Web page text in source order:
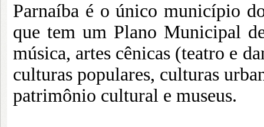
Parnaíba é o único município
que tem um Plano Municipal
música, artes cênicas (teatro e
culturas populares, culturas
patrimônio cultural e museus.